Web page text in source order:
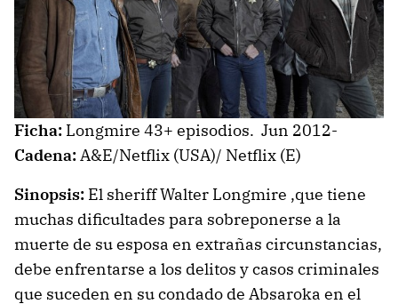
Ficha: Longmire 43+ episodios. Jun 2012-
Cadena:A&E/Netflix (USA)/ Netflix (E)
Sinopsis: El sheriff Walter Longmire ,que tiene
muchas dificultades para sobreponerse a la
muerte de su esposa en extrañas circunstancias,
debe enfrentarse a los delitos y casos criminales
que suceden en su condado de Absaroka en el